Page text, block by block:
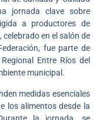
jornada clave sobre
a productores de
en el salón de
fue parte de
Entre Ríos del
municipal.
medidas esenciales
los alimentos desde la
la jornada, se